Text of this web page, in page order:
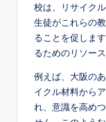
校は、リサイク
生徒がこれらの
ることを促しま
るためのリソー
例えば、大阪の
イクル材料から
れ、意識を高め